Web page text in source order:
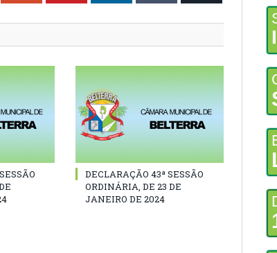
DECLARAÇÃO 43ª SESSÃO
ORDINÁRIA, DE 23 DE
JANEIRO DE 2024